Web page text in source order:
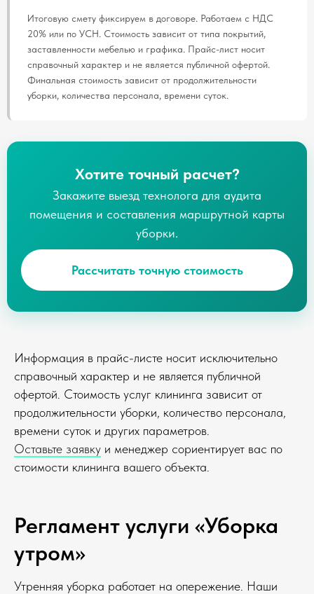
Итоговую смету фиксируем в договоре. Работаем с НДС
20% или по УСН. Стоимость зависит от типа покрытий,
заставленности мебелью и графика. Прайс-лист носит
справочный характер и не является публичной офертой.
Финальная стоимость зависит от продолжительности
уборки, количества персонала, времени суток.
Хотите точный расчет?
Закажите выезд технолога для аудита
помещения и составления маршрутной карты
уборки.
Рассчитать точную стоимость
Информация в прайс-листе носит исключительно
справочный характер и не является публичной
офертой. Стоимость услуг клининга зависит от
продолжительности уборки, количество персонала,
времени суток и других параметров.
Оставьте заявку и менеджер сориентирует вас по
стоимости клининга вашего объекта.
Регламент услуги «Уборка
утром»
Утренняя уборка работает на опережение. Наши